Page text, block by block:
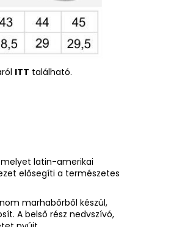
ITT található.
latin-amerikai
elősegíti a természetes
marhabőrből készül,
A belső rész nedvszívó,